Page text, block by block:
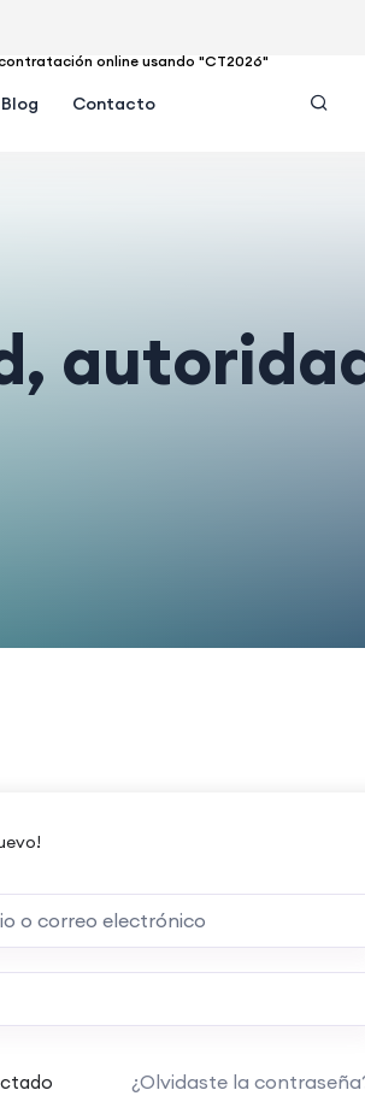
online usando "CT2026"
Blog Contacto
¿Olvidaste la